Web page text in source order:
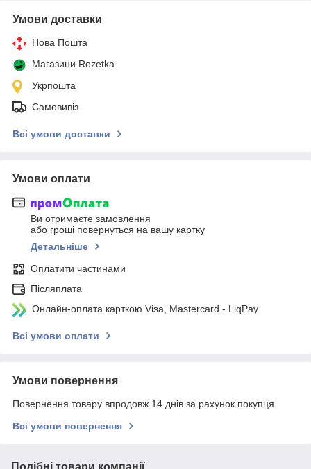
Умови доставки
Нова Пошта
Магазини Rozetka
Укрпошта
Самовивіз
Всі умови доставки
Умови оплати
Ви отримаєте замовлення
або гроші повернуться на вашу картку
Детальніше
Оплатити частинами
Післяплата
Онлайн-оплата карткою Visa, Mastercard - LiqPay
Всі умови оплати
Умови повернення
Повернення товару впродовж 14 днів за рахунок покупця
Всі умови повернення